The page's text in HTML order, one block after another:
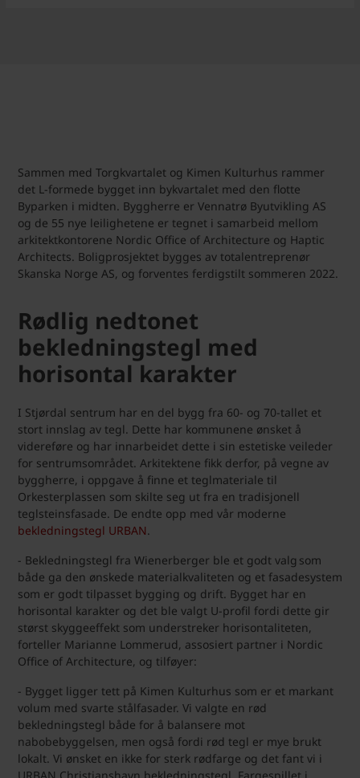
Sammen med Torgkvartalet og Kimen Kulturhus rammer
det L-formede bygget inn bykvartalet med den flotte
Byparken i midten. Byggherre er Vennatrø Byutvikling AS
og de 55 nye leilighetene er tegnet i samarbeid mellom
arkitektkontorene Nordic Office of Architecture og Haptic
Architects. Boligprosjektet bygges av totalentreprenør
Skanska Norge AS, og forventes ferdigstilt sommeren 2022.
Rødlig nedtonet
bekledningstegl med
horisontal karakter
I Stjørdal sentrum har en del bygg fra 60- og 70-tallet et
stort innslag av tegl. Dette har kommunene ønsket å
videreføre og har innarbeidet dette i sin estetiske veileder
for sentrumsområdet. Arkitektene fikk derfor, på vegne av
byggherre, i oppgave å finne et teglmateriale til
Orkesterplassen som skilte seg ut fra en tradisjonell
teglsteinsfasade. De endte opp med vår moderne
bekledningstegl URBAN.
- Bekledningstegl fra Wienerberger ble et godt valg som
både ga den ønskede materialkvaliteten og et fasadesystem
som er godt tilpasset bygging og drift. Bygget har en
horisontal karakter og det ble valgt U-profil fordi dette gir
størst skyggeeffekt som understreker horisontaliteten,
forteller Marianne Lommerud, assosiert partner i Nordic
Office of Architecture, og tilføyer:
- Bygget ligger tett på Kimen Kulturhus som er et markant
volum med svarte stålfasader. Vi valgte en rød
bekledningstegl både for å balansere mot
nabobebyggelsen, men også fordi rød tegl er mye brukt
lokalt. Vi ønsket en ikke for sterk rødfarge og det fant vi i